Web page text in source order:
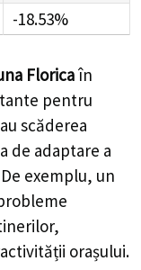
-18.53%
Floricaîn
pentru
scăderea
de adaptare a
exemplu, un
orașului.